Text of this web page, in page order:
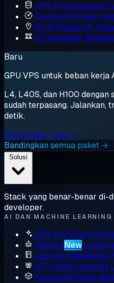
VPS Penyimpanan
Custom ISO Boot
IPv4 Khusus IP
IP tambahan
Baru
GPU VPS untuk beban kerja
L4, L40S, dan H100 dengan
sudah terpasang. Jalankan,
detik.
Coba gratis 1 jam →
Bandingkan semua paket →
Stack yang benar-benar di-
developer.
AI DAN MACHINE LEARNING
VPS AI PyTorch &
Ollama New
Jupyter Notebooks
GPU Deep Learning
AnacondaStack